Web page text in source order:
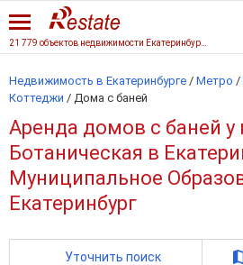
Недвижимость в Екатеринбурге / Метро /
Коттеджи / Дома с баней
Аренда домов с баней у
Ботаническая в
Муниципальное
Екатеринбург
Уточнить поиск